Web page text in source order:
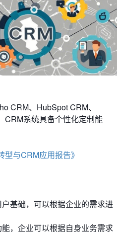
CRM、HubSpot CRM、
CRM系统具备个性化定制能
与CRM应用报告》
基础，可以根据企业的需求进
，企业可以根据自身业务需求